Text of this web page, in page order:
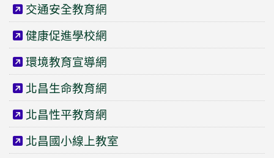
交通安全教育網
健康促進學校網
環境教育宣導網
北昌生命教育網
北昌性平教育網
北昌國小線上教室